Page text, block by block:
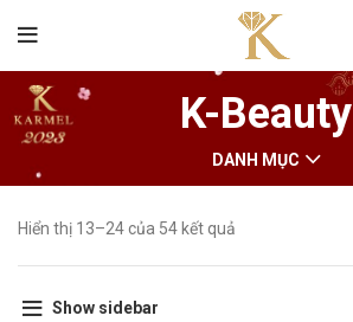
K-Beauty
DANH MỤC
Hiển thị 13–24 của 54 kết quả
Show sidebar